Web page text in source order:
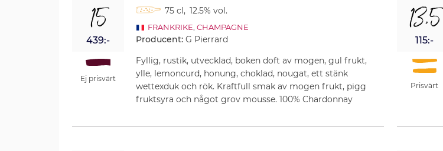
15
439:-
Ej prisvärt
75 cl, 12.5% vol.
FRANKRIKE ,CHAMPAGNE
Producent:G Pierrard
Fyllig, rustik, utvecklad, boken doft av mogen, gul frukt,
ylle, lemoncurd, honung, choklad, nougat, ett stänk
wettexduk och rök. Kraftfull smak av mogen frukt, pigg
fruktsyra och något grov mousse. 100% Chardonnay
13,5
115:-
Prisvärt